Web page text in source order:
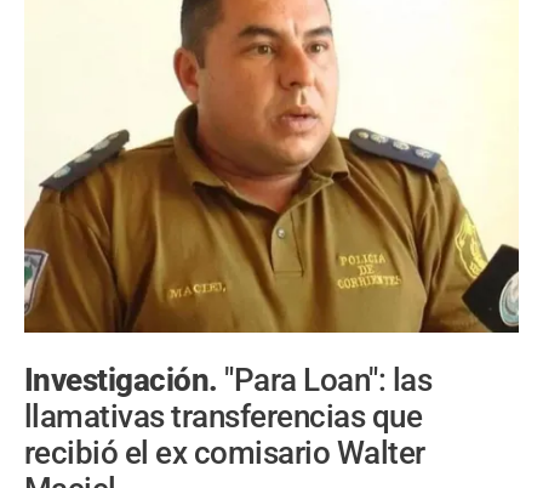
Investigación. "Para Loan": las
llamativas transferencias que
recibió el ex comisario Walter